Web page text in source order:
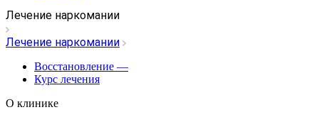
Лечение наркомании
Лечение наркомании
Восстановление —
Курс лечения
О клинике